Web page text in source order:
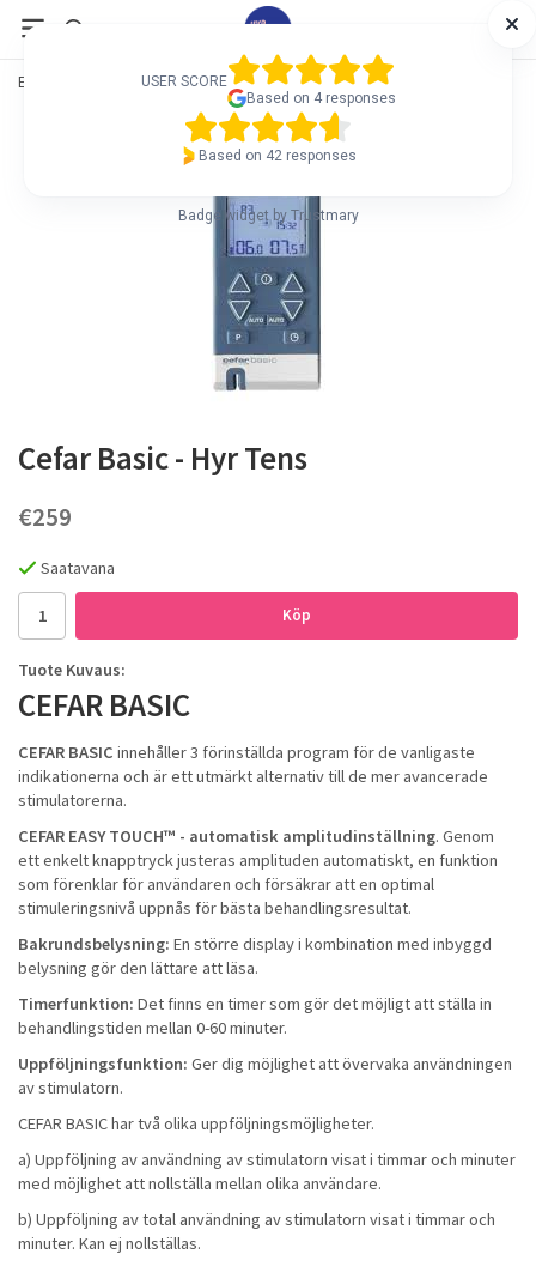
Etusivu Webbutik / Tens / Cefar Basic
Cefar Basic - Hyr Tens
€259
Saatavana
Köp
Tuote Kuvaus:
CEFAR BASIC
CEFAR BASIC innehåller 3 förinställda program för de vanligaste
indikationerna och är ett utmärkt alternativ till de mer avancerade
stimulatorerna.
CEFAR EASY TOUCH™ - automatisk amplitudinställning. Genom
ett enkelt knapptryck justeras amplituden automatiskt, en funktion
som förenklar för användaren och försäkrar att en optimal
stimuleringsnivå uppnås för bästa behandlingsresultat.
Bakrundsbelysning: En större display i kombination med inbyggd
belysning gör den lättare att läsa.
Timerfunktion: Det finns en timer som gör det möjligt att ställa in
behandlingstiden mellan 0-60 minuter.
Uppföljningsfunktion: Ger dig möjlighet att övervaka användningen
av stimulatorn.
CEFAR BASIC har två olika uppföljningsmöjligheter.
a) Uppföljning av användning av stimulatorn visat i timmar och minuter
med möjlighet att nollställa mellan olika användare.
b) Uppföljning av total användning av stimulatorn visat i timmar och
minuter. Kan ej nollställas.
USER SCORE
Based on 4 responses
Based on 42 responses
Badge widget by Trustmary